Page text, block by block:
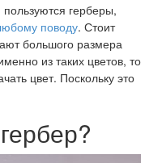
герберы,
поводу. Стоит
большого размера
из таких цветов, то
цвет. Поскольку это